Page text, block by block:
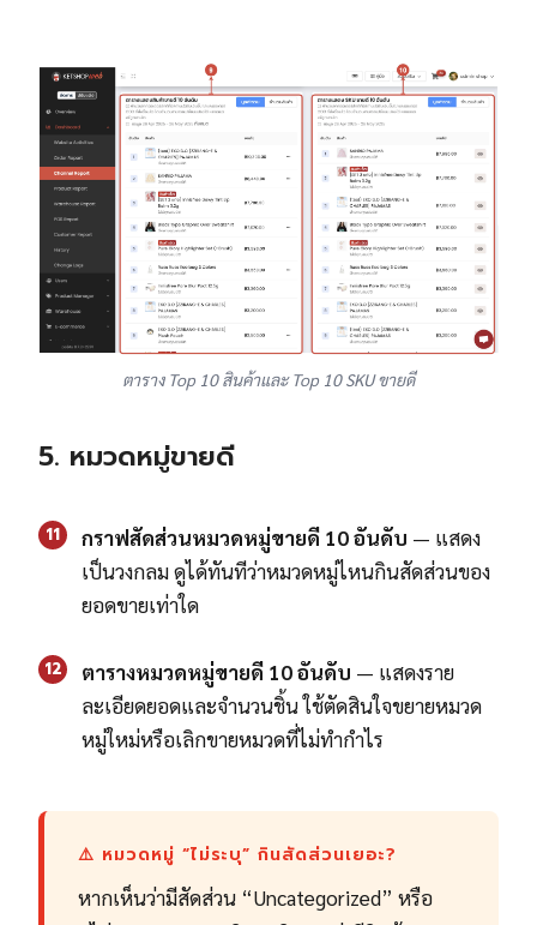
ตาราง Top 10 สินค้าและ Top 10 SKU ขายดี
5. หมวดหมู่ขายดี
11 กราฟสัดส่วนหมวดหมู่ขายดี 10 อันดับ — แสดง
เป็นวงกลม ดูได้ทันทีว่าหมวดหมู่ไหนกินสัดส่วนของ
ยอดขายเท่าใด
12 ตารางหมวดหมู่ขายดี 10 อันดับ — แสดงราย
ละเอียดยอดและจำนวนชิ้น ใช้ตัดสินใจขยายหมวด
หมู่ใหม่หรือเลิกขายหมวดที่ไม่ทำกำไร
⚠️ หมวดหมู่ “ไม่ระบุ” กินสัดส่วนเยอะ?
หากเห็นว่ามีสัดส่วน “Uncategorized” หรือ